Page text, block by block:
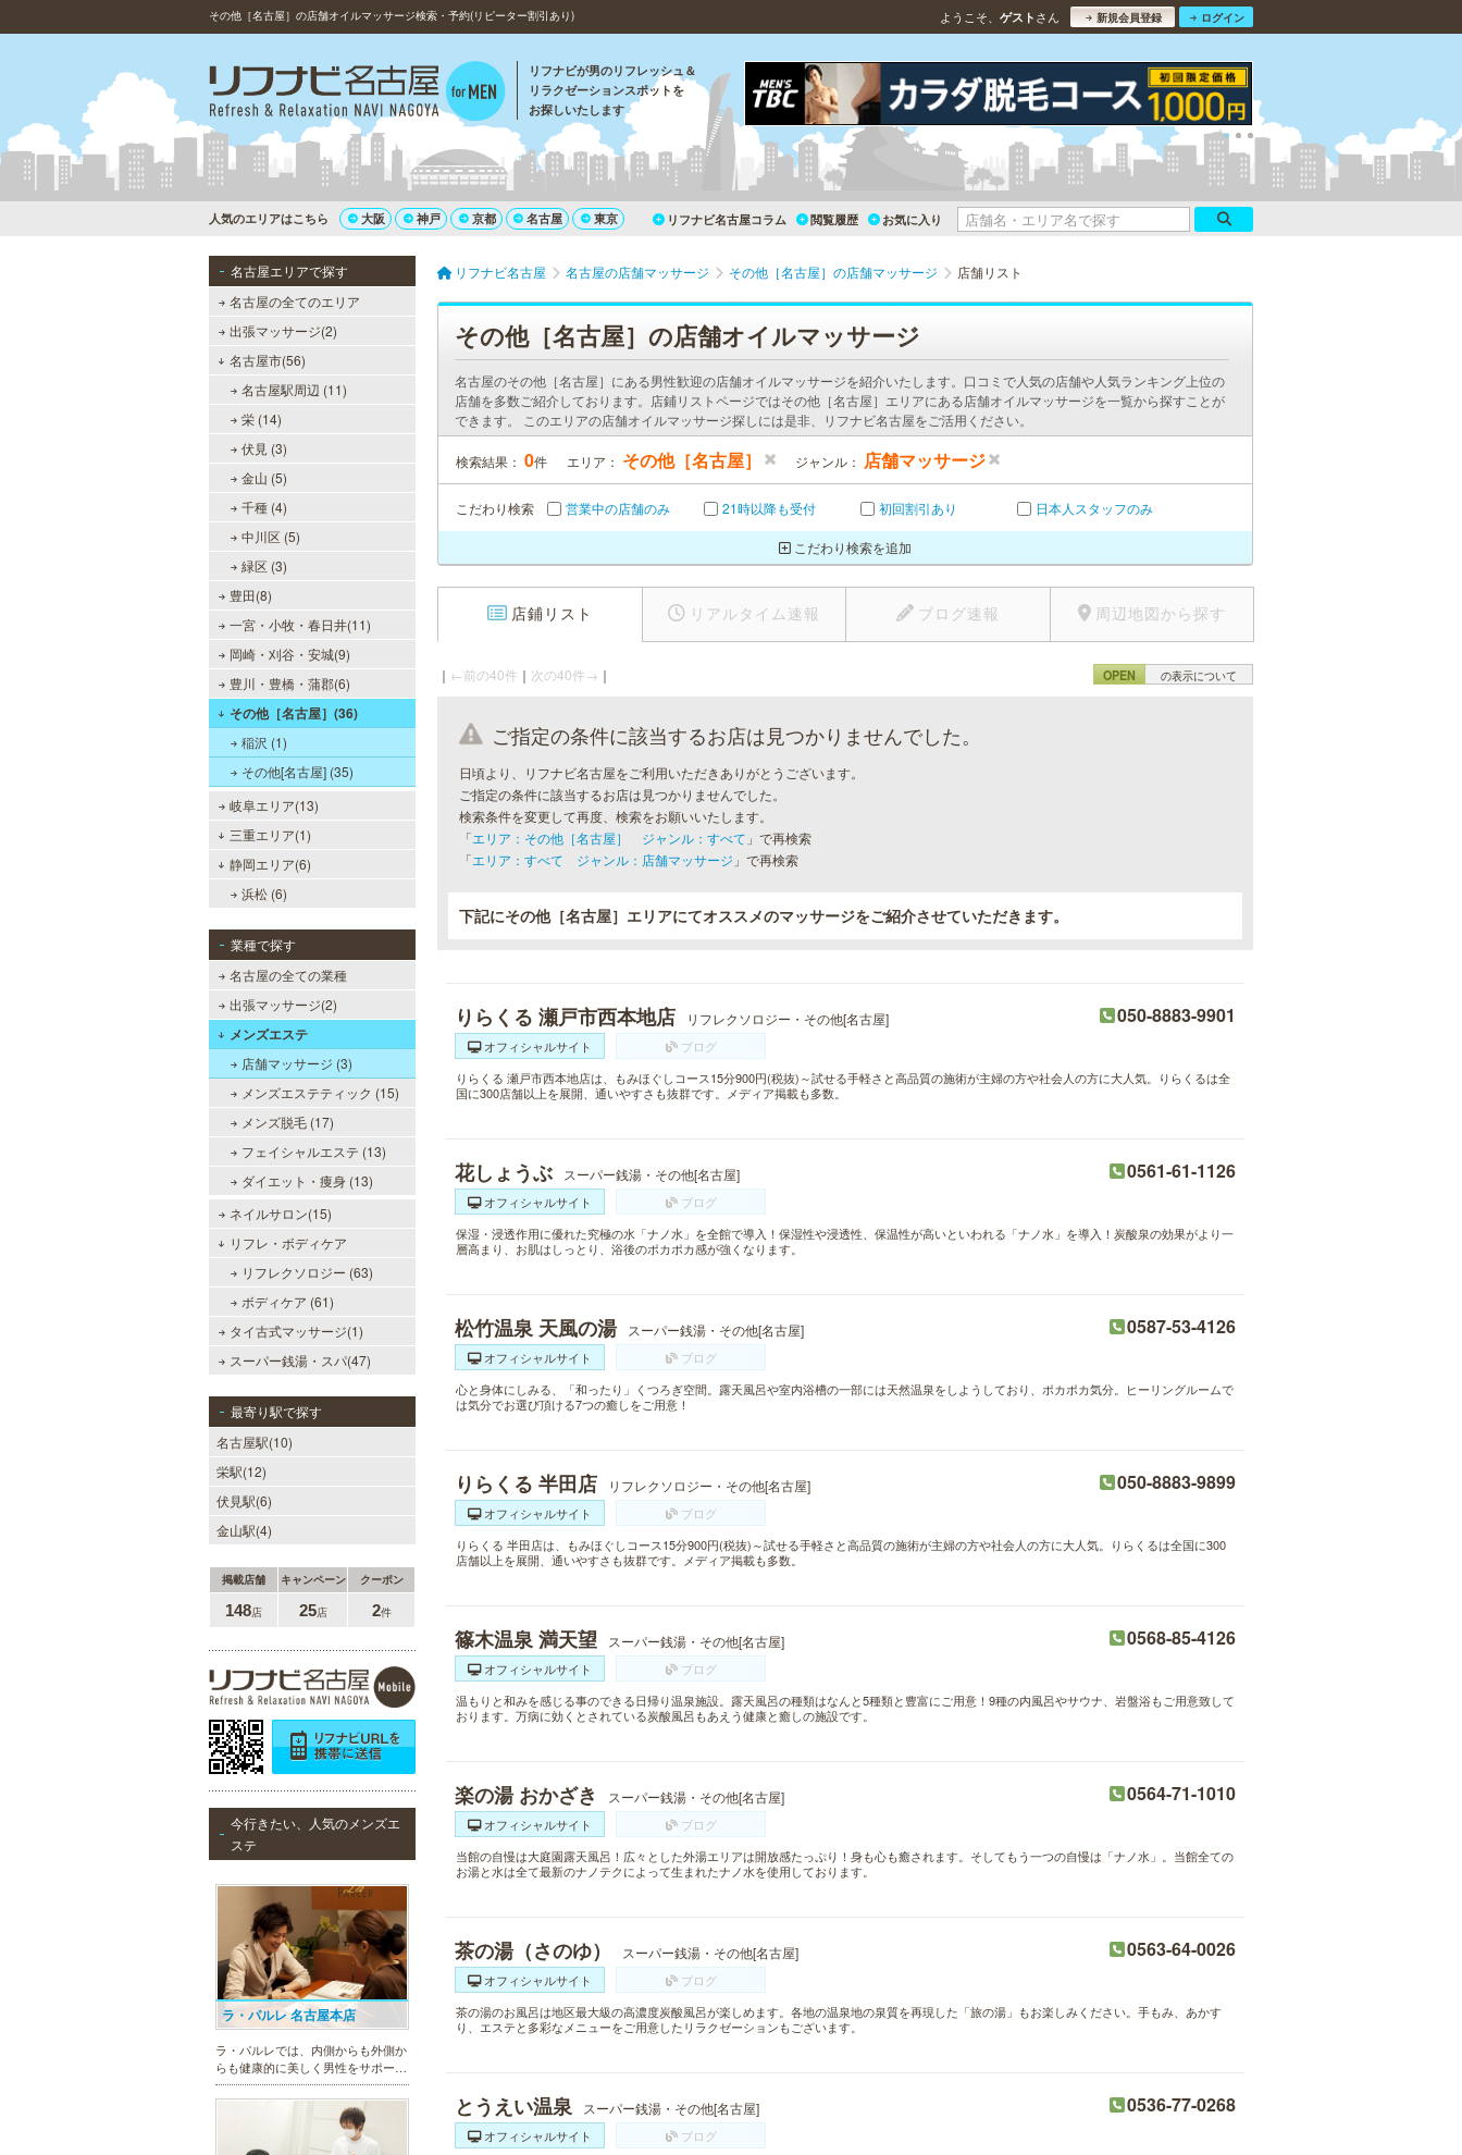
その他［名古屋］の店舗オイルマッサージ検索・予約(リピーター割引あり) ようこそ、 ゲスト さん 新規会員登録 ログイン
リフナビが男のリフレッシュ＆
リラクゼーションスポットを
お探しいたします
人気のエリアはこちら 大阪 神戸 京都 名古屋 東京 リフナビ名古屋コラム 閲覧履歴 お気に入り
名古屋エリアで探す
名古屋の全てのエリア
出張マッサージ(2)
名古屋市(56)
名古屋駅周辺 (11)
栄 (14)
伏見 (3)
金山 (5)
千種 (4)
中川区 (5)
緑区 (3)
豊田(8)
一宮・小牧・春日井(11)
岡崎・刈谷・安城(9)
豊川・豊橋・蒲郡(6)
その他［名古屋］(36)
稲沢 (1)
その他[名古屋] (35)
岐阜エリア(13)
三重エリア(1)
静岡エリア(6)
浜松 (6)
業種で探す
名古屋の全ての業種
出張マッサージ(2)
メンズエステ
店舗マッサージ (3)
メンズエステティック (15)
メンズ脱毛 (17)
フェイシャルエステ (13)
ダイエット・痩身 (13)
ネイルサロン(15)
リフレ・ボディケア
リフレクソロジー (63)
ボディケア (61)
タイ古式マッサージ(1)
スーパー銭湯・スパ(47)
最寄り駅で探す
名古屋駅(10)
栄駅(12)
伏見駅(6)
金山駅(4)
掲載店舗 キャンペーン クーポン
148店 25店 2件
今行きたい、人気のメンズエ
ステ
ラ・パルレ 名古屋本店
ラ・パルレでは、内側からも外側か
らも健康的に美しく男性をサポー
ト。脱メタボリックやダイエット、
マッチョコースやにきび内外コー
ス、アロマトリートメント等多彩な
メニューをご用意。お得な体験コー
リフナビ名古屋 名古屋の店舗マッサージ その他［名古屋］の店舗マッサージ 店舗リスト
その他［名古屋］の店舗オイルマッサージ
名古屋のその他［名古屋］にある男性歓迎の店舗オイルマッサージを紹介いたします。口コミで人気の店舗や人気ランキング上位の
店舗を多数ご紹介しております。店鋪リストページではその他［名古屋］エリアにある店舗オイルマッサージを一覧から探すことが
できます。 このエリアの店舗オイルマッサージ探しには是非、リフナビ名古屋をご活用ください。
検索結果： 0件 エリア： その他［名古屋］ ジャンル： 店舗マッサージ
こだわり検索 営業中の店舗のみ 21時以降も受付 初回割引あり 日本人スタッフのみ
こだわり検索を追加
店鋪リスト リアルタイム速報 ブログ速報 周辺地図から探す
｜ ←前の40件 ｜ 次の40件→ ｜ OPEN の表示について
ご指定の条件に該当するお店は見つかりませんでした。
日頃より、リフナビ名古屋をご利用いただきありがとうございます。
ご指定の条件に該当するお店は見つかりませんでした。
検索条件を変更して再度、検索をお願いいたします。
「エリア：その他［名古屋］ ジャンル：すべて 」で再検索
「エリア：すべて ジャンル：店舗マッサージ 」で再検索
下記にその他［名古屋］エリアにてオススメのマッサージをご紹介させていただきます。
りらくる 瀬戸市西本地店 リフレクソロジー・その他[名古屋] 050-8883-9901
オフィシャルサイト
ブログ
りらくる 瀬戸市西本地店は、もみほぐしコース15分900円(税抜)～試せる手軽さと高品質の施術が主婦の方や社会人の方に大人気。りらくるは全
国に300店舗以上を展開、通いやすさも抜群です。メディア掲載も多数。
花しょうぶ スーパー銭湯・その他[名古屋] 0561-61-1126
オフィシャルサイト
ブログ
保湿・浸透作用に優れた究極の水「ナノ水」を全館で導入！保湿性や浸透性、保温性が高いといわれる「ナノ水」を導入！炭酸泉の効果がより一
層高まり、お肌はしっとり、浴後のポカポカ感が強くなります。
松竹温泉 天風の湯 スーパー銭湯・その他[名古屋] 0587-53-4126
オフィシャルサイト
ブログ
心と身体にしみる、「和ったり」くつろぎ空間。露天風呂や室内浴槽の一部には天然温泉をしようしており、ポカポカ気分。ヒーリングルームで
は気分でお選び頂ける7つの癒しをご用意！
りらくる 半田店 リフレクソロジー・その他[名古屋] 050-8883-9899
オフィシャルサイト
ブログ
りらくる 半田店は、もみほぐしコース15分900円(税抜)～試せる手軽さと高品質の施術が主婦の方や社会人の方に大人気。りらくるは全国に300
店舗以上を展開、通いやすさも抜群です。メディア掲載も多数。
篠木温泉 満天望 スーパー銭湯・その他[名古屋] 0568-85-4126
オフィシャルサイト
ブログ
温もりと和みを感じる事のできる日帰り温泉施設。露天風呂の種類はなんと5種類と豊富にご用意！9種の内風呂やサウナ、岩盤浴もご用意致して
おります。万病に効くとされている炭酸風呂もあえう健康と癒しの施設です。
楽の湯 おかざき スーパー銭湯・その他[名古屋] 0564-71-1010
オフィシャルサイト
ブログ
当館の自慢は大庭園露天風呂！広々とした外湯エリアは開放感たっぷり！身も心も癒されます。そしてもう一つの自慢は「ナノ水」。当館全ての
お湯と水は全て最新のナノテクによって生まれたナノ水を使用しております。
茶の湯（さのゆ） スーパー銭湯・その他[名古屋] 0563-64-0026
オフィシャルサイト
ブログ
茶の湯のお風呂は地区最大級の高濃度炭酸風呂が楽しめます。各地の温泉地の泉質を再現した「旅の湯」もお楽しみください。手もみ、あかす
り、エステと多彩なメニューをご用意したリラクゼーションもございます。
とうえい温泉 スーパー銭湯・その他[名古屋] 0536-77-0268
オフィシャルサイト
ブログ